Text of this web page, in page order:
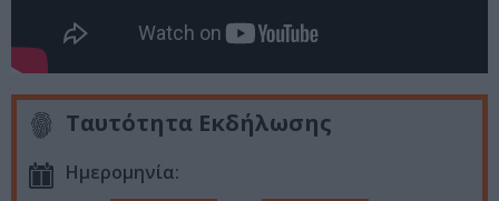
Ταυτότητα Εκδήλωσης
Ημερομηνία: